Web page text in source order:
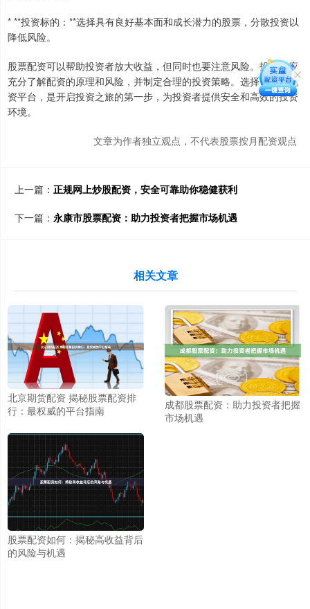
* **投资标的：**选择具有良好基本面和成长潜力的股票，分散投资以
降低风险。
股票配资可以帮助投资者放大收益，但同时也要注意风险。投资者应
充分了解配资的原理和风险，并制定合理的投资策略。选择可靠的配
资平台，是开启投资之旅的第一步，为投资者提供安全和高效的投资
环境。
文章为作者独立观点，不代表股票按月配资观点
上一篇： 正规网上炒股配资，安全可靠助你稳健获利
下一篇： 永康市股票配资：助力投资者把握市场机遇
相关文章
北京期货配资 揭秘股票配资排
行：最权威的平台指南
成都股票配资：助力投资者把握
市场机遇
股票配资如何：揭秘高收益背后
的风险与机遇